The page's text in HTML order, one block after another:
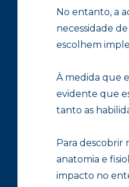
No entanto, a
necessidade
escolhem
À medida que
evidente que
tanto as
Para descobrir
anatomia e
impacto no